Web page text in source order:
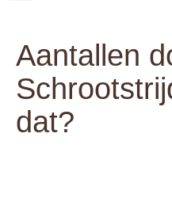
Aantallen
dat?